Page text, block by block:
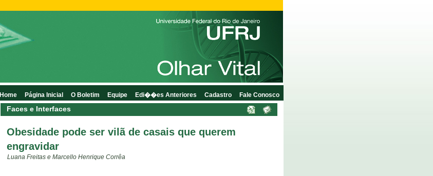
Faces e Interfaces
Obesidade pode ser vilã de casais que querem
engravidar
Luana Freitas e Marcello Henrique Corrêa
Home Página Inicial O Boletim Equipe Edi��es Anteriores Cadastro Fale Conosco